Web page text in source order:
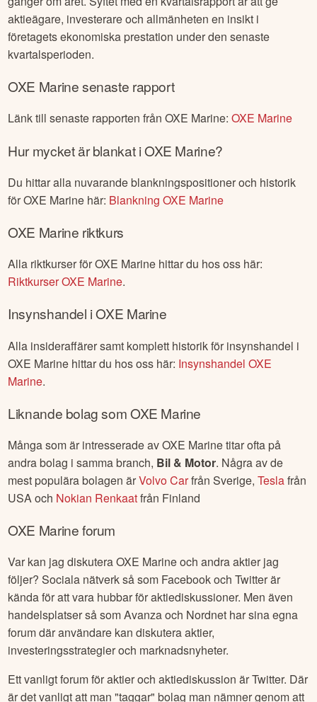
aktieägare, investerare och allmänheten en insikt i
företagets ekonomiska prestation under den senaste
kvartalsperioden.
OXE Marinesenaste rapport
Länk till senaste rapporten frånOXE Marine:OXE Marine
Hur mycket är blankat iOXE Marine?
Du hittar alla nuvarande blankningspositioner och historik
förOXE Marine här: BlankningOXE Marine
OXE Marine riktkurs
Alla riktkurser förOXE Marine hittar du hos oss här:
RiktkurserOXE Marine.
Insynshandel iOXE Marine
Alla insideraffärer samt komplett historik för insynshandel i
OXE Marine hittar du hos oss här: InsynshandelOXE
Marine.
Liknande bolag somOXE Marine
Många som är intresserade avOXE Marinetitar ofta på
andra bolag i samma branch, Bil & Motor. Några av de
mest populära bolagen ärVolvo CarfrånSverige,Teslafrån
USAoch Nokian Renkaatfrån Finland
OXE Marineforum
Var kan jag diskuteraOXE Marineoch andra aktier jag
följer? Sociala nätverk så som Facebook och Twitter är
kända för att vara hubbar för aktiediskussioner. Men även
handelsplatser så som Avanza och Nordnet har sina egna
forum där användare kan diskutera aktier,
investeringsstrategier och marknadsnyheter.
Ett vanligt forum för aktier och aktiediskussion är Twitter. Där
är det vanligt att man "taggar" bolag man nämner genom att